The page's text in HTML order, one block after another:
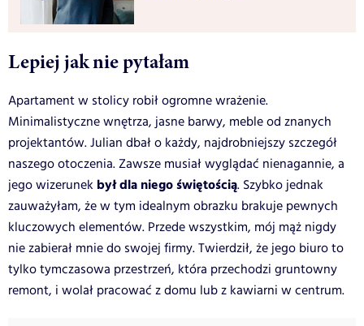
Lepiej jak nie pytałam
Apartament w stolicy robił ogromne wrażenie.
Minimalistyczne wnętrza, jasne barwy, meble od znanych
projektantów. Julian dbał o każdy, najdrobniejszy szczegół
naszego otoczenia. Zawsze musiał wyglądać nienagannie, a
jego wizerunek był dla niego świętością. Szybko jednak
zauważyłam, że w tym idealnym obrazku brakuje pewnych
kluczowych elementów. Przede wszystkim, mój mąż nigdy
nie zabierał mnie do swojej firmy. Twierdził, że jego biuro to
tylko tymczasowa przestrzeń, która przechodzi gruntowny
remont, i wolał pracować z domu lub z kawiarni w centrum.